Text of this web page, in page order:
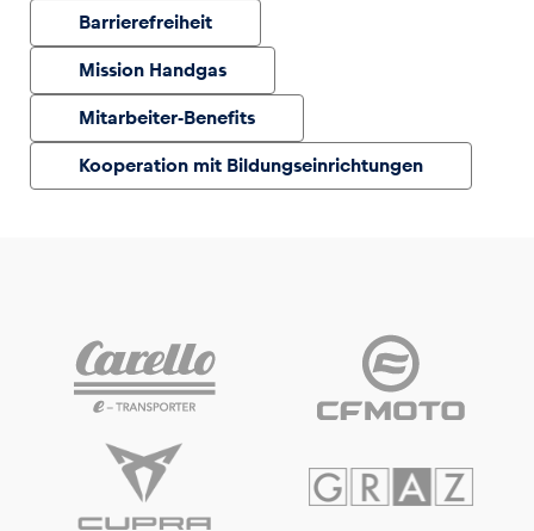
Barrierefreiheit
Mission Handgas
Mitarbeiter-Benefits
Kooperation mit Bildungseinrichtungen